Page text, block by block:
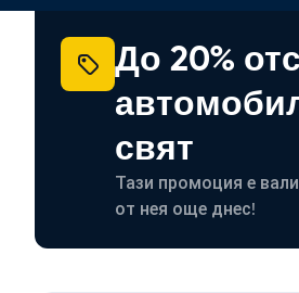
До 20%
свят
Тази промоция е
от нея още днес!